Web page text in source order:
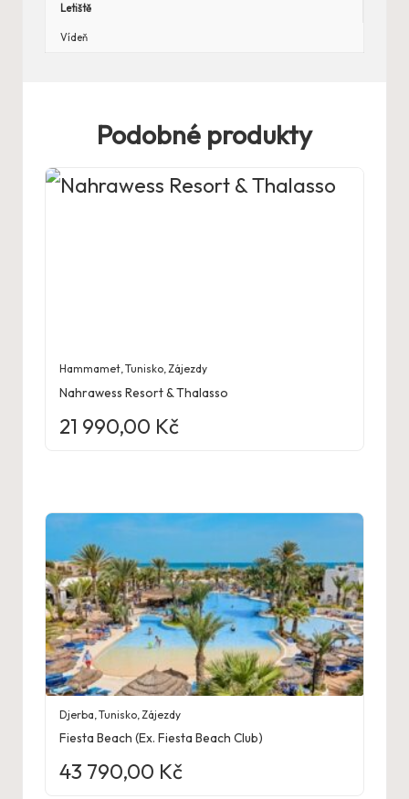
Letiště
Vídeň
Podobné produkty
Hammamet,Tunisko,Zájezdy
Nahrawess Resort & Thalasso
21 990,00 Kč
Djerba ,Tunisko Zájezdy
Fiesta Beach (Ex. Fiesta Beach Club)
43 790,00 Kč